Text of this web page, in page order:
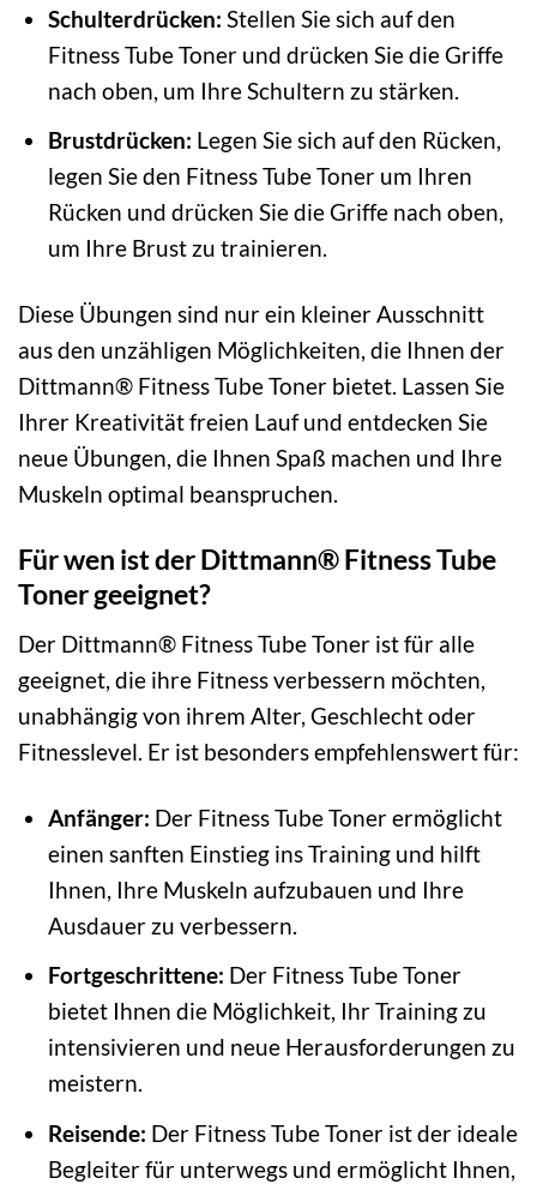
Schulterdrücken: Stellen Sie sich auf den
Fitness Tube Toner und drücken Sie die Griffe
nach oben, um Ihre Schultern zu stärken.
Brustdrücken: Legen Sie sich auf den Rücken,
legen Sie den Fitness Tube Toner um Ihren
Rücken und drücken Sie die Griffe nach oben,
um Ihre Brust zu trainieren.
Diese Übungen sind nur ein kleiner Ausschnitt
aus den unzähligen Möglichkeiten, die Ihnen der
Dittmann® Fitness Tube Toner bietet. Lassen Sie
Ihrer Kreativität freien Lauf und entdecken Sie
neue Übungen, die Ihnen Spaß machen und Ihre
Muskeln optimal beanspruchen.
Für wen ist der Dittmann® Fitness Tube
Toner geeignet?
Der Dittmann® Fitness Tube Toner ist für alle
geeignet, die ihre Fitness verbessern möchten,
unabhängig von ihrem Alter, Geschlecht oder
Fitnesslevel. Er ist besonders empfehlenswert für:
Anfänger: Der Fitness Tube Toner ermöglicht
einen sanften Einstieg ins Training und hilft
Ihnen, Ihre Muskeln aufzubauen und Ihre
Ausdauer zu verbessern.
Fortgeschrittene: Der Fitness Tube Toner
bietet Ihnen die Möglichkeit, Ihr Training zu
intensivieren und neue Herausforderungen zu
meistern.
Reisende: Der Fitness Tube Toner ist der ideale
Begleiter für unterwegs und ermöglicht Ihnen,